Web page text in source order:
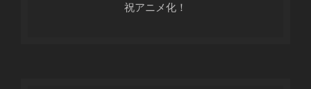
祝アニメ化！